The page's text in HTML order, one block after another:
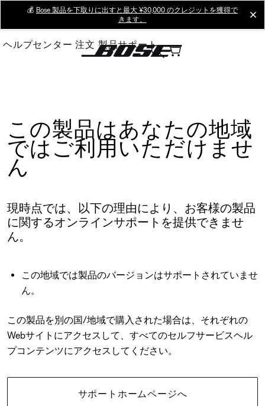
Main
💰 Bose 製品を下取りに出すと最大 ¥30,000 のクレジットを獲得で
きます。
ヘルプセンター 注文 製品サポート
この製品はあなたの地域
ではご利用いただけませ
ん
現時点では、以下の理由により、お客様の製品
に関するオンラインサポートを提供できませ
ん。
この地域では製品のバージョンはサポートされていませ
ん。
この製品を別の国/地域で購入された場合は、それぞれの
Webサイトにアクセスして、すべてのセルフサービスヘル
プコンテンツにアクセスしてください。
サポートホームページへ